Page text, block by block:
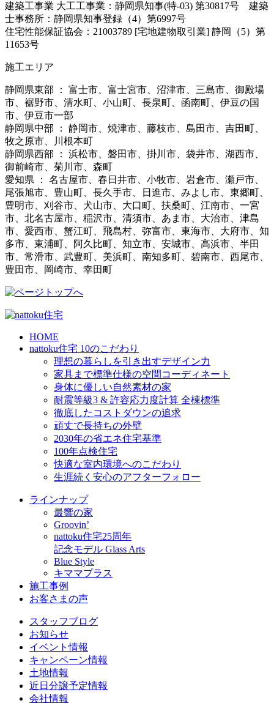
建築工事業 大工工事業：静岡県知事(特-03) 第30817号 建築
士事務所：静岡県知事登録（4）第6997号
住宅性能保証協会：21003789 [宅地建物取引業] 静岡（5）第
11653号
施工エリア
静岡県東部 ： 富士市、富士宮市、沼津市、三島市、御殿場
市、裾野市、清水町、小山町、長泉町、函南町、伊豆の国
市、伊豆市一部
静岡県中部 ： 静岡市、焼津市、藤枝市、島田市、吉田町、
牧之原市、川根本町
静岡県西部 ： 浜松市、磐田市、掛川市、袋井市、湖西市、
御前崎市、菊川市、森町
愛知県 ： 名古屋市、春日井市、小牧市、岩倉市、瀬戸市、
尾張旭市、豊山町、長久手市、日進市、みよし市、東郷町、
豊明市、刈谷市、犬山市、大口町、扶桑町、江南市、一宮
市、北名古屋市、稲沢市、清須市、あま市、大治市、津島
市、愛西市、蟹江町、飛島村、弥富市、東海市、大府市、知
多市、東浦町、阿久比町、知立市、安城市、高浜市、半田
市、常滑市、武豊町、美浜町、南知多町、碧南市、西尾市、
豊田市、岡崎市、幸田町
HOME
nattoku住宅 10のこだわり
理想の暮らしを引き出すデザイン力
家具まで標準仕様の空間コーディネート
身体に優しい自然素材の家
耐震等級3 & 許容応力度計算 全棟標準
徹底したコストダウンの追求
頑丈で長持ちの外壁
2030年の省エネ住宅基準
100年点検住宅
快適な室内環境へのこだわり
生涯続く安心のアフターフォロー
ラインナップ
最響の家
Groovin’
nattoku住宅25周年
記念モデル Glass Arts
Blue Style
キママプラス
施工事例
お客さまの声
スタッフブログ
お知らせ
イベント情報
キャンペーン情報
土地情報
近日分譲予定情報
会社情報